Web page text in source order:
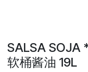
SALSA SOJA
软桶酱油 19L